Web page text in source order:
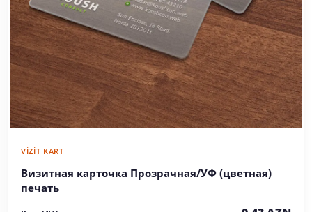
VIZIT KART
Визитная карточка Прозрачная/УФ (цветная)
печать